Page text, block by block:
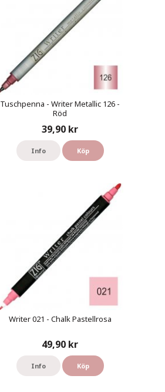
Tuschpenna - Writer Metallic 126 -
Röd
39,90 kr
Info Köp
Writer 021 - Chalk Pastellrosa
49,90 kr
Info Köp